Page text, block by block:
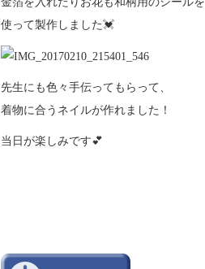
使って製作しました💓
先生にも色々手伝ってもらって、
着物に合うネイルが作れました！
当日が楽しみです💕